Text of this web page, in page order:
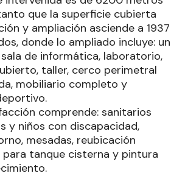
que la superficie cubierta
y ampliación asciende a 1937
donde lo ampliado incluye: un
de informática, laboratorio,
taller, cerco perimetral
mobiliario completo y
comprende: sanitarios
y niños con discapacidad,
mesadas, reubicación
tanque cisterna y pintura